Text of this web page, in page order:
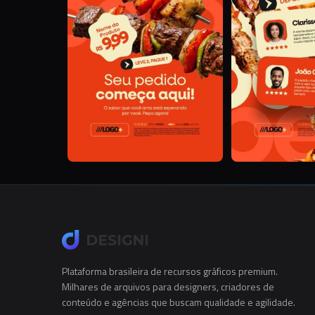
Plataforma brasileira de recursos gráficos premium.
Milhares de arquivos para designers, criadores de
conteúdo e agências que buscam qualidade e agilidade.